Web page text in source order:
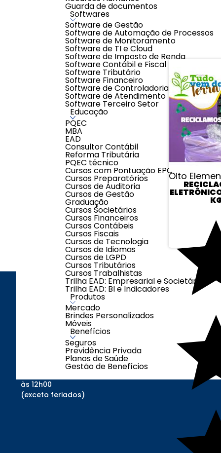
Guarda de documentos
Softwares
Software de Gestão
Software de Automação de Processos
Software de Monitoramento
Software de TI e Cloud
Software de Imposto de Renda
Software Contábil e Fiscal
Software Tributário
Software Financeiro
Software de Controladoria
Software de Atendimento
Software Terceiro Setor
Educação
PQEC
MBA
EAD
Consultor Contábil
Reforma Tributária
PQEC técnico
Cursos com Pontuação EPC
Cursos Preparatórios
Cursos de Auditoria
Cursos de Gestão
Graduação
Cursos Societários
Cursos Financeiros
Cursos Contábeis
Cursos Fiscais
Cursos de Tecnologia
Cursos de Idiomas
Cursos de LGPD
Cursos Tributários
Cursos Trabalhistas
Trilha EAD: Empresarial e Societária
Trilha EAD: BI e Indicadores
Produtos
Mercado
Brindes Personalizados
Móveis
Benefícios
Seguros
Previdência Privada
Planos de Saúde
Gestão de Benefícios
0 classificações de clientes
Oito
Segunda à Sexta-
feira das 08h00 às
às 12h00
(exceto feriados)
ENDEREÇO